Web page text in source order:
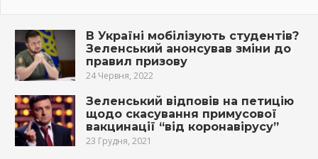
В Україні мобілізують студентів?
Зеленський анонсував зміни до
правил призову
24 Червня, 2022
Зеленський відповів на петицію
щодо скасування примусової
вакцинації “від коронавірусу”
23 Грудня, 2021